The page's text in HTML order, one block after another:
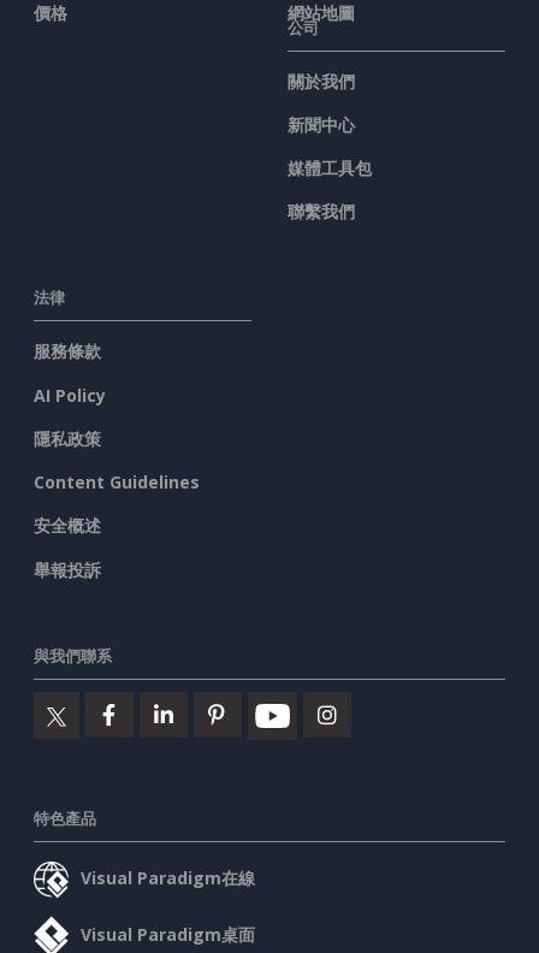
價格
網站地圖
公司
關於我們
新聞中心
媒體工具包
聯繫我們
法律
服務條款
AI Policy
隱私政策
Content Guidelines
安全概述
舉報投訴
與我們聯系
特色產品
Visual Paradigm在線
Visual Paradigm桌面